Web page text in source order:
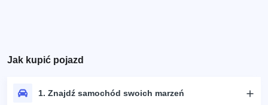
Jak kupić pojazd
1. Znajdź samochód swoich marzeń